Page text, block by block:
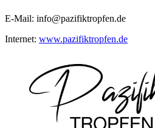
E-Mail: info@pazifiktropfen.de
Internet: www.pazifiktropfen.de